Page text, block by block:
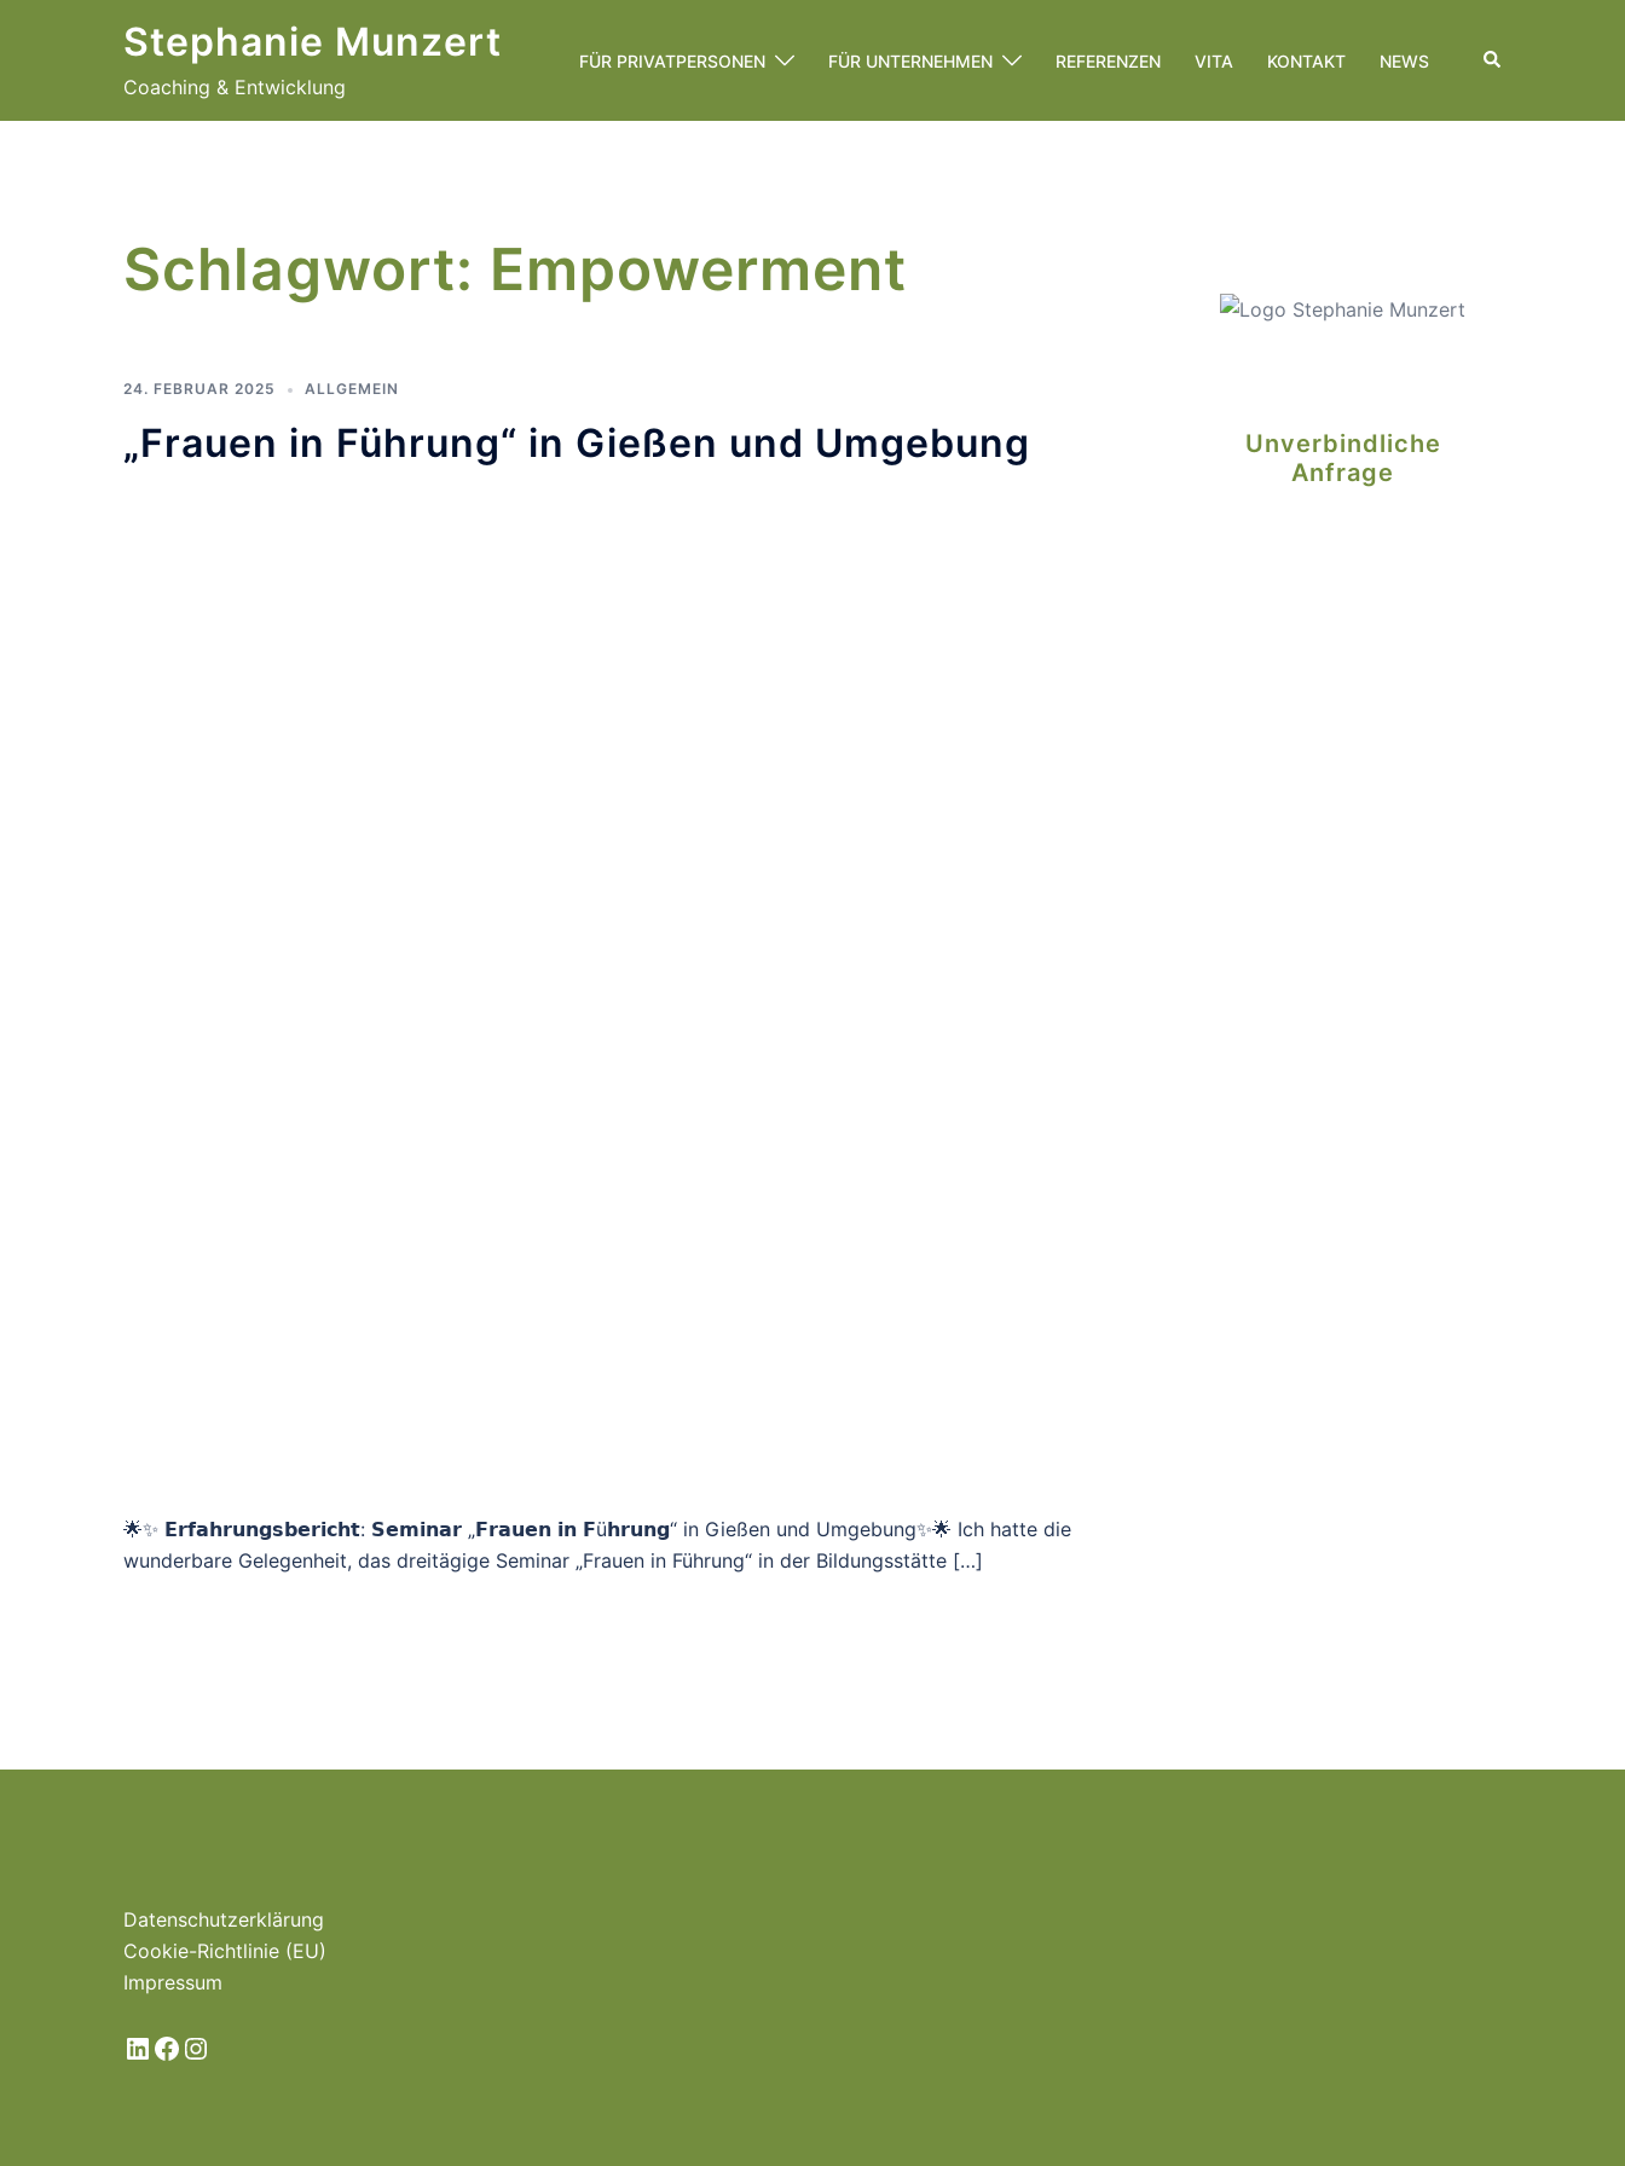
Stephanie Munzert
Coaching & Entwicklung
FÜR PRIVATPERSONEN FÜR UNTERNEHMEN REFERENZEN VITA KONTAKT NEWS Suche
Schlagwort: Empowerment
24. FEBRUAR 2025 ALLGEMEIN
„Frauen in Führung“ in Gießen und Umgebung
🌟✨ 𝗘𝗿𝗳𝗮𝗵𝗿𝘂𝗻𝗴𝘀𝗯𝗲𝗿𝗶𝗰𝗵𝘁: 𝗦𝗲𝗺𝗶𝗻𝗮𝗿 „𝗙𝗿𝗮𝘂𝗲𝗻 𝗶𝗻 𝗙ü𝗵𝗿𝘂𝗻𝗴“ in Gießen und Umgebung✨🌟 Ich hatte die
wunderbare Gelegenheit, das dreitägige Seminar „Frauen in Führung“ in der Bildungsstätte […]
Unverbindliche
Anfrage
Datenschutzerklärung
Cookie-Richtlinie (EU)
Impressum
LinkedIn
Facebook
Instagram